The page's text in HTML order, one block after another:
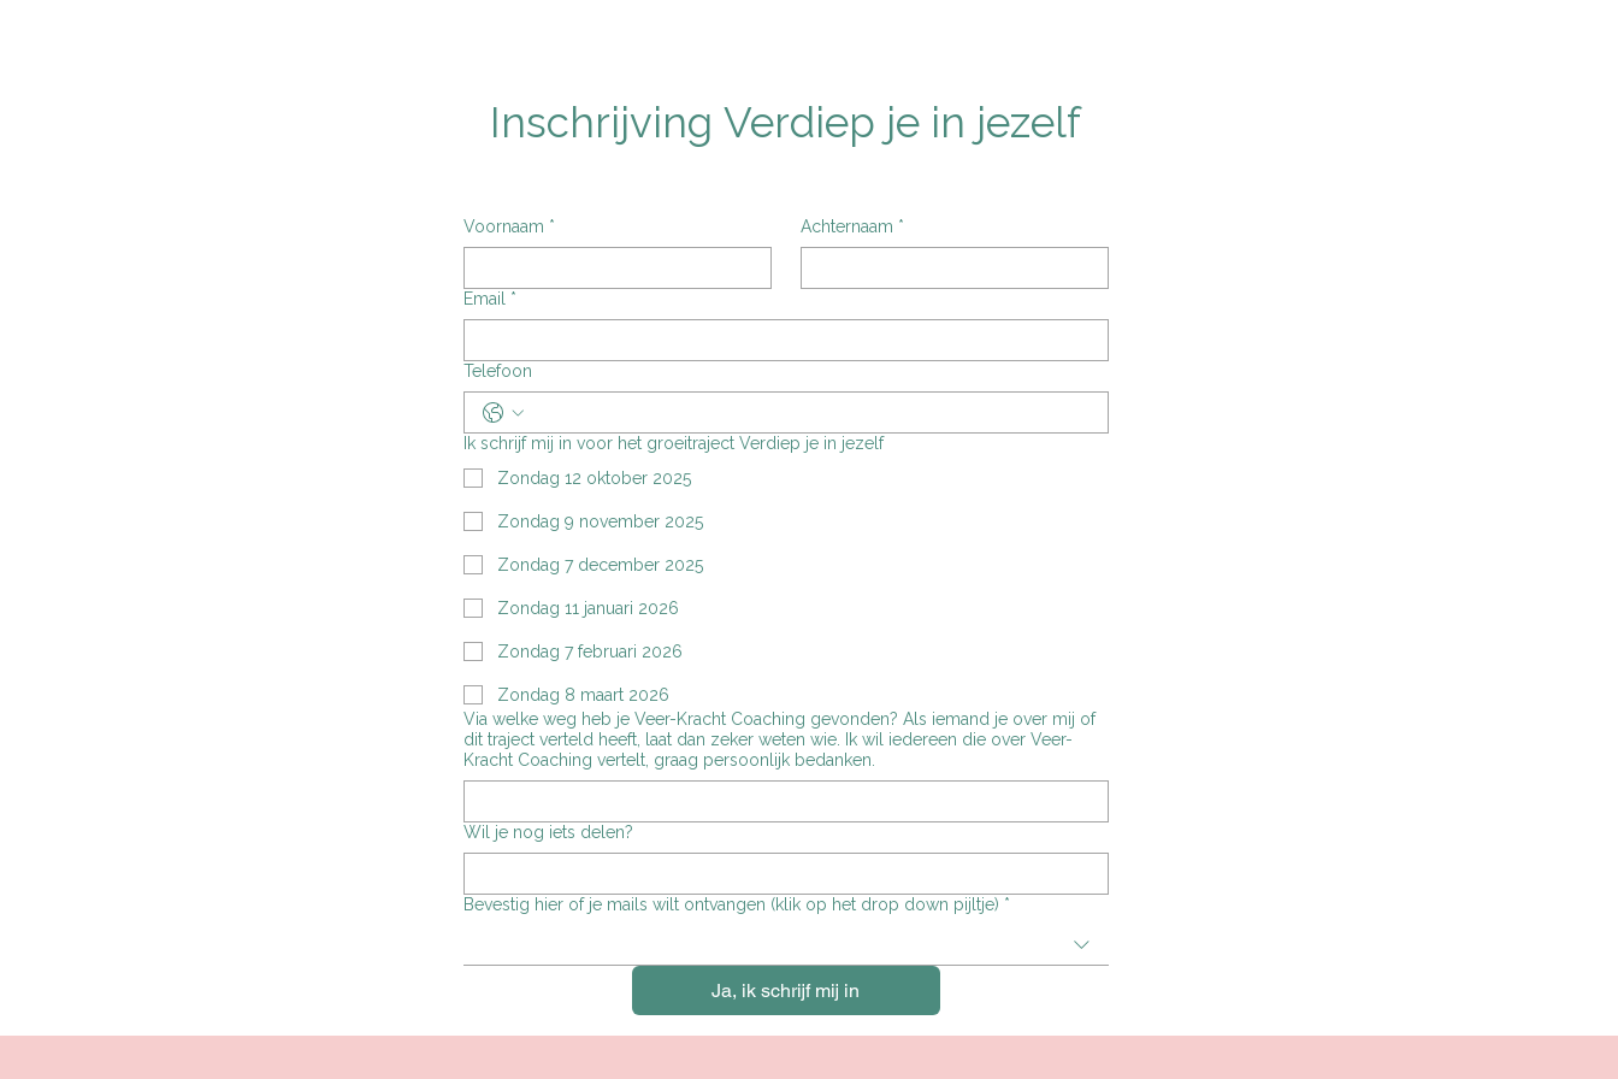
Inschrijving Verdiep je in jezelf
Voornaam * Achternaam *
Email *
Telefoon
Ik schrijf mij in voor het groeitraject Verdiep je in jezelf
Zondag 12 oktober 2025
Zondag 9 november 2025
Zondag 7 december 2025
Zondag 11 januari 2026
Zondag 7 februari 2026
Zondag 8 maart 2026
Via welke weg heb je Veer-Kracht Coaching gevonden? Als iemand je over mij of
dit traject verteld heeft, laat dan zeker weten wie. Ik wil iedereen die over Veer-
Kracht Coaching vertelt, graag persoonlijk bedanken.
Wil je nog iets delen?
Bevestig hier of je mails wilt ontvangen (klik op het drop down pijltje) *
Ja, ik schrijf mij in